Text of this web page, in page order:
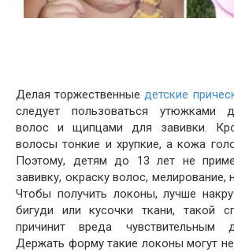
Делая торжественныедетские
следует пользоваться утюжками
волос и щипцами для завивки.
волосы тонкие и хрупкие, а кожа
Поэтому, детям до 13 лет не
завивку, окраску волос,
Чтобы получить локоны, лучше
бигуди или кусочки ткани, такой
причинит вреда чувствительным
Держать форму такие локоны могут